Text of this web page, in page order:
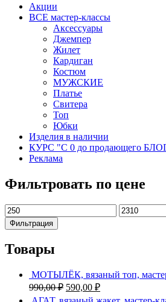
Акции
ВСЕ мастер-классы
Аксессуары
Джемпер
Жилет
Кардиган
Костюм
МУЖСКИЕ
Платье
Свитера
Топ
Юбки
Изделия в наличии
КУРС "С 0 до продающего
Реклама
Фильтровать по цене
Минимальная
цена
цена
Фильтрация
Товары
МОТЫЛЁК, вязаный топ,
990,00₽ Первоначальная
590,00 ₽Текущая